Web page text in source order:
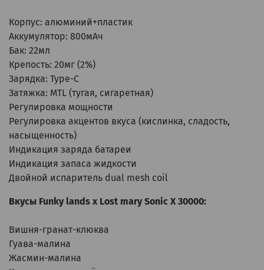
Корпус: алюминий+пластик
Аккумулятор: 800мАч
Бак: 22мл
Крепость: 20мг (2%)
Зарядка: Type-C
Затяжка: MTL (тугая, сигаретная)
Регулировка мощности
Регулировка акцентов вкуса (кислинка, сладость,
насыщенность)
Индикация заряда батареи
Индикация запаса жидкости
Двойной испаритель dual mesh coil
Вкусы Funky lands x Lost mary Sonic X 30000:
Вишня-гранат-клюква
Гуава-малина
Жасмин-малина